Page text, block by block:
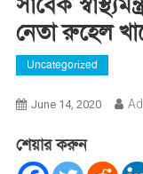
নেতা রুহেল
Uncategorized
June 14, 2020
শেয়ার করুন